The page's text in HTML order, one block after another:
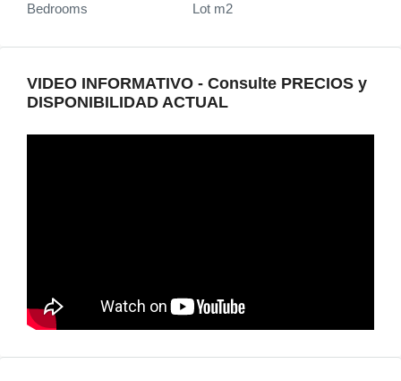
Bedrooms
Lot m2
VIDEO INFORMATIVO - Consulte PRECIOS y
DISPONIBILIDAD ACTUAL